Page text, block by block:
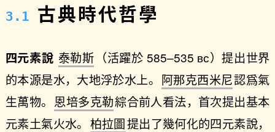
古典時代哲學
四元素說 泰勒斯 （活躍於 585–535 ʙᴄ）提出世界
的本源是水，大地浮於水上。 阿那克西米尼認爲氣
生萬物。 恩培多克勒綜合前人看法，首次提出基本
元素土氣火水。 柏拉圖提出了幾何化的四元素說，